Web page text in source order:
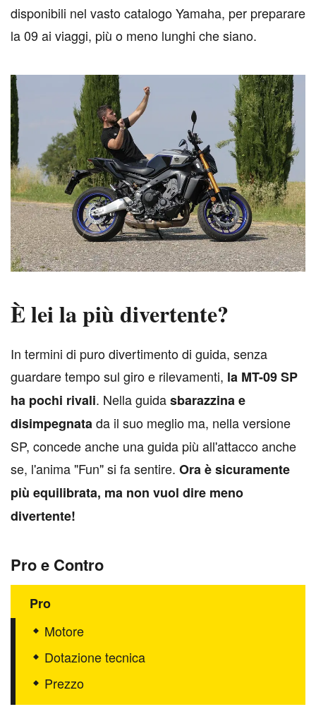
disponibili nel vasto catalogo Yamaha, per preparare
la 09 ai viaggi, più o meno lunghi che siano.
È lei la più divertente?
In termini di puro divertimento di guida, senza
guardare tempo sul giro e rilevamenti, la MT-09 SP
ha pochi rivali. Nella guidasbarazzina e
disimpegnatada il suo meglio ma, nella versione
SP, concede anche una guida più all'attacco anche
se, l'anima "Fun" si fa sentire. Ora è sicuramente
più equilibrata, ma non vuol dire meno
divertente!
Pro e Contro
Pro
Motore
Dotazione tecnica
Prezzo